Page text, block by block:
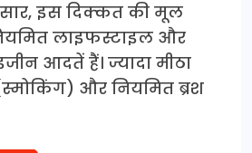
इस दिक्कत की मूल
लाइफस्टाइल और
आदतें हैं। ज्यादा मीठा
और नियमित ब्रश